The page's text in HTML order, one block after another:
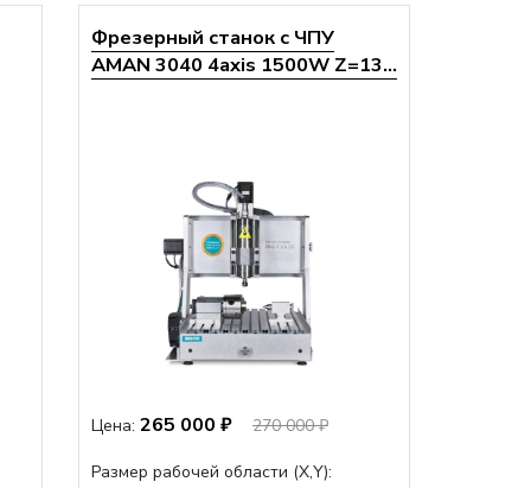
Фрезерный станок с ЧПУ
AMAN 3040 4axis 1500W Z=13...
Цена: 265 000 ₽ 270 000 ₽
Размер рабочей области (Х,Y):